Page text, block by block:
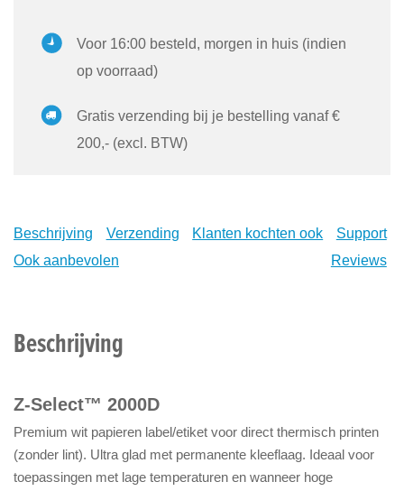
Voor 16:00 besteld, morgen in huis (indien
op voorraad)
Gratis verzending bij je bestelling vanaf €
200,- (excl. BTW)
Beschrijving Verzending Klanten kochten ook
Support
Ook aanbevolen
Reviews
Beschrijving
Z-Select™ 2000D
Premium wit papieren label/etiket voor direct thermisch printen
(zonder lint). Ultra glad met permanente kleeflaag. Ideaal voor
toepassingen met lage temperaturen en wanneer hoge